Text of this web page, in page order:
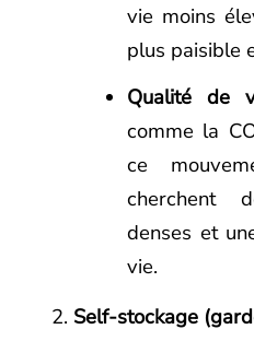
vie moins
plus paisible
Qualité de
comme la
ce
cherchent
denses et
vie.
Self-stockage